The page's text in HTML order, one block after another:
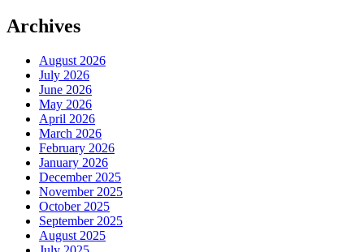
Archives
August 2026
July 2026
June 2026
May 2026
April 2026
March 2026
February 2026
January 2026
December 2025
November 2025
October 2025
September 2025
August 2025